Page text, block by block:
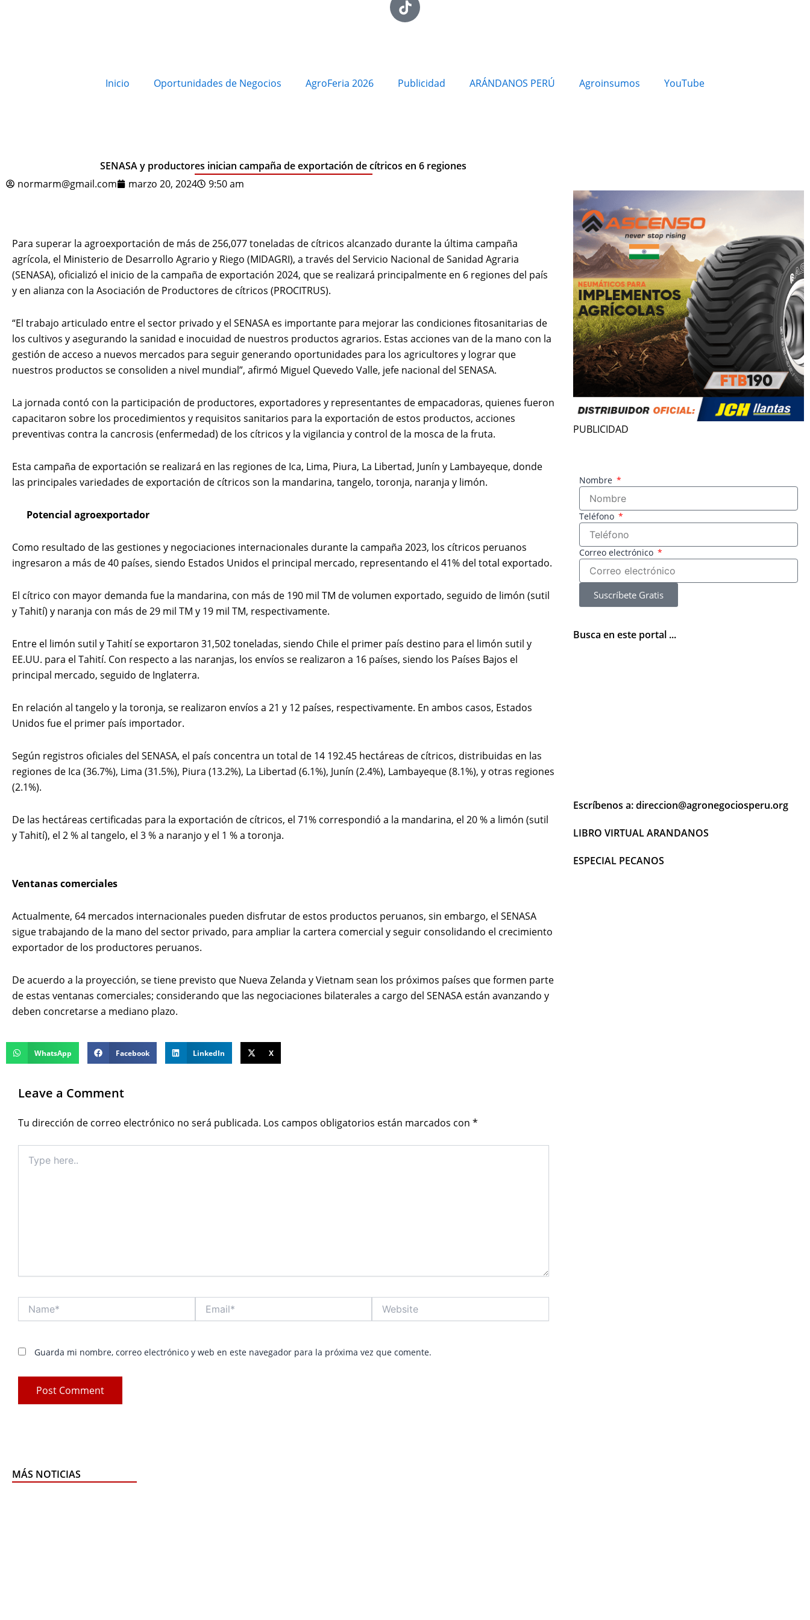
Inicio Oportunidades de Negocios AgroFeria 2026 Publicidad ARÁNDANOS PERÚ Agroinsumos YouTube
SENASA y productores inician campaña de exportación de cítricos en 6 regiones
normarm@gmail.com
marzo 20, 2024 9:50 am
Para superar la agroexportación de más de 256,077 toneladas de cítricos alcanzado durante la última campaña
agrícola, el Ministerio de Desarrollo Agrario y Riego (MIDAGRI), a través del Servicio Nacional de Sanidad Agraria
(SENASA), oficializó el inicio de la campaña de exportación 2024, que se realizará principalmente en 6 regiones del país
y en alianza con la Asociación de Productores de cítricos (PROCITRUS).
“El trabajo articulado entre el sector privado y el SENASA es importante para mejorar las condiciones fitosanitarias de
los cultivos y asegurando la sanidad e inocuidad de nuestros productos agrarios. Estas acciones van de la mano con la
gestión de acceso a nuevos mercados para seguir generando oportunidades para los agricultores y lograr que
nuestros productos se consoliden a nivel mundial”, afirmó Miguel Quevedo Valle, jefe nacional del SENASA.
La jornada contó con la participación de productores, exportadores y representantes de empacadoras, quienes fueron
capacitaron sobre los procedimientos y requisitos sanitarios para la exportación de estos productos, acciones
preventivas contra la cancrosis (enfermedad) de los cítricos y la vigilancia y control de la mosca de la fruta.
Esta campaña de exportación se realizará en las regiones de Ica, Lima, Piura, La Libertad, Junín y Lambayeque, donde
las principales variedades de exportación de cítricos son la mandarina, tangelo, toronja, naranja y limón.
Potencial agroexportador
Como resultado de las gestiones y negociaciones internacionales durante la campaña 2023, los cítricos peruanos
ingresaron a más de 40 países, siendo Estados Unidos el principal mercado, representando el 41% del total exportado.
El cítrico con mayor demanda fue la mandarina, con más de 190 mil TM de volumen exportado, seguido de limón (sutil
y Tahití) y naranja con más de 29 mil TM y 19 mil TM, respectivamente.
Entre el limón sutil y Tahití se exportaron 31,502 toneladas, siendo Chile el primer país destino para el limón sutil y
EE.UU. para el Tahití. Con respecto a las naranjas, los envíos se realizaron a 16 países, siendo los Países Bajos el
principal mercado, seguido de Inglaterra.
En relación al tangelo y la toronja, se realizaron envíos a 21 y 12 países, respectivamente. En ambos casos, Estados
Unidos fue el primer país importador.
Según registros oficiales del SENASA, el país concentra un total de 14 192.45 hectáreas de cítricos, distribuidas en las
regiones de Ica (36.7%), Lima (31.5%), Piura (13.2%), La Libertad (6.1%), Junín (2.4%), Lambayeque (8.1%), y otras regiones
(2.1%).
De las hectáreas certificadas para la exportación de cítricos, el 71% correspondió a la mandarina, el 20 % a limón (sutil
y Tahití), el 2 % al tangelo, el 3 % a naranjo y el 1 % a toronja.
Ventanas comerciales
Actualmente, 64 mercados internacionales pueden disfrutar de estos productos peruanos, sin embargo, el SENASA
sigue trabajando de la mano del sector privado, para ampliar la cartera comercial y seguir consolidando el crecimiento
exportador de los productores peruanos.
De acuerdo a la proyección, se tiene previsto que Nueva Zelanda y Vietnam sean los próximos países que formen parte
de estas ventanas comerciales; considerando que las negociaciones bilaterales a cargo del SENASA están avanzando y
deben concretarse a mediano plazo.
WhatsApp Facebook LinkedIn X
Leave a Comment
Tu dirección de correo electrónico no será publicada. Los campos obligatorios están marcados con *
here..
Guarda mi nombre, correo electrónico y web en este navegador para la próxima vez que comente.
MÁS NOTICIAS
PUBLICIDAD
Nombre
Teléfono
Correo electrónico
Suscríbete Gratis
Busca en este portal ...
Escríbenos a: direccion@agronegociosperu.org
LIBRO VIRTUAL ARANDANOS
ESPECIAL PECANOS